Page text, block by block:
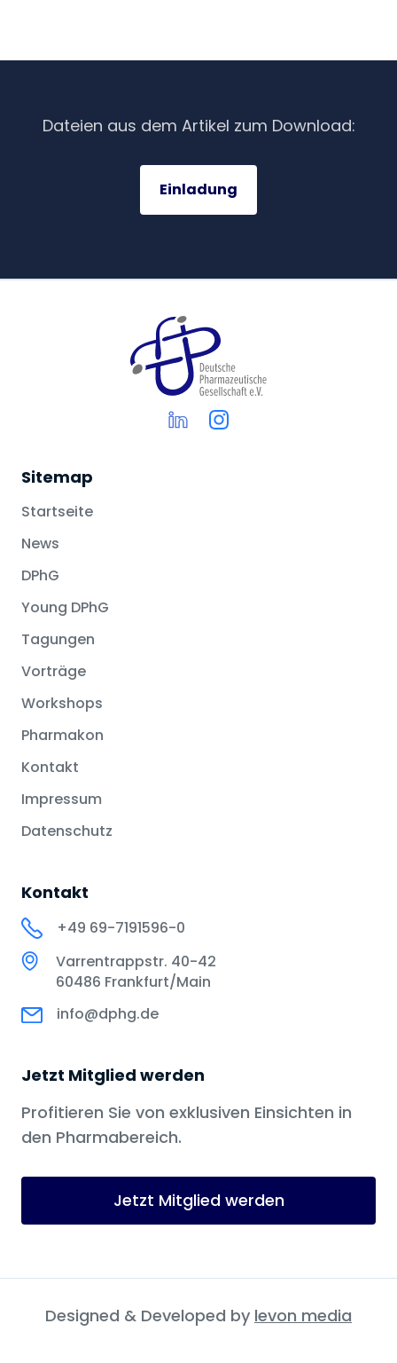
Dateien aus dem Artikel zum Download:
Einladung
Sitemap
Startseite
News
DPhG
Young DPhG
Tagungen
Vorträge
Workshops
Pharmakon
Kontakt
Impressum
Datenschutz
Kontakt
+49 69-7191596-0
Varrentrappstr. 40-42
60486 Frankfurt/Main
info@dphg.de
Jetzt Mitglied werden
Profitieren Sie von exklusiven Einsichten in
den Pharmabereich.
Jetzt Mitglied werden
Designed & Developed by levon media